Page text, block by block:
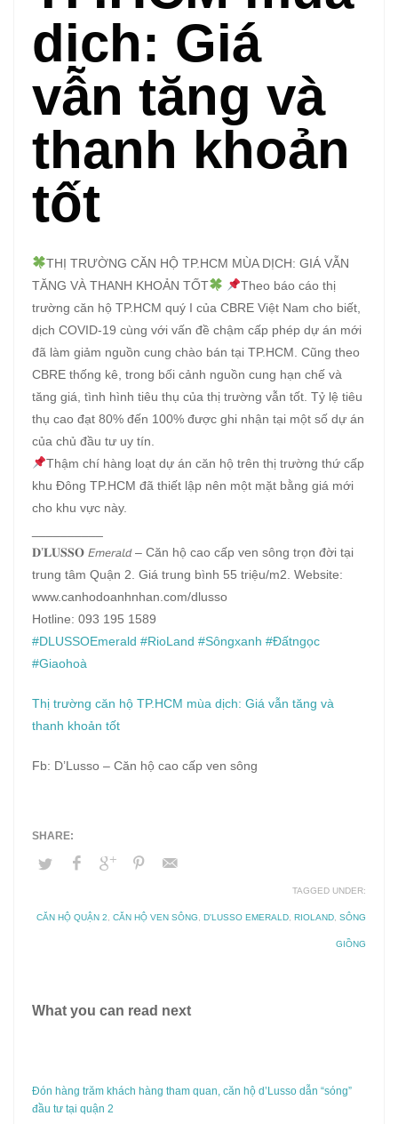
dịch: Giá
vẫn tăng và
thanh khoản
tốt
THỊ TRƯỜNG CĂN HỘ TP.HCM MÙA DỊCH: GIÁ VẪN
TĂNG VÀ THANH KHOẢN TỐT
Theo báo cáo thị
trường căn hộ TP.HCM quý I của CBRE Việt Nam cho biết,
dịch COVID-19 cùng với vấn đề chậm cấp phép dự án mới
đã làm giảm nguồn cung chào bán tại TP.HCM. Cũng theo
CBRE thống kê, trong bối cảnh nguồn cung hạn chế và
tăng giá, tình hình tiêu thụ của thị trường vẫn tốt. Tỷ lệ tiêu
thụ cao đạt 80% đến 100% được ghi nhận tại một số dự án
của chủ đầu tư uy tín.
Thậm chí hàng loạt dự án căn hộ trên thị trường thứ cấp
khu Đông TP.HCM đã thiết lập nên một mặt bằng giá mới
cho khu vực này.
𝐃’𝐋𝐔𝐒𝐒𝐎 𝘌𝘮𝘦𝘳𝘢𝘭𝘥 – Căn hộ cao cấp ven sông trọn đời tại
trung tâm Quận 2. Giá trung bình 55 triệu/m2. Website:
www.canhodoanhnhan.com/dlusso
Hotline: 093 195 1589
#DLUSSOEmerald #RioLand #Sôngxanh #Đấtngọc
#Giaohoà
Thị trường căn hộ TP.HCM mùa dịch: Giá vẫn tăng và
thanh khoản tốt
Fb: D’Lusso – Căn hộ cao cấp ven sông
TAGGED UNDER:
CĂN HỘ QUẬN 2 CĂN HỘ VEN SÔNG D'LUSSO EMERALD RIOLAND SÔNG
GIỒNG
What you can read next
Đón hàng trăm khách hàng tham quan, căn hộ d’Lusso dẫn “sóng”
đầu tư tại quận 2